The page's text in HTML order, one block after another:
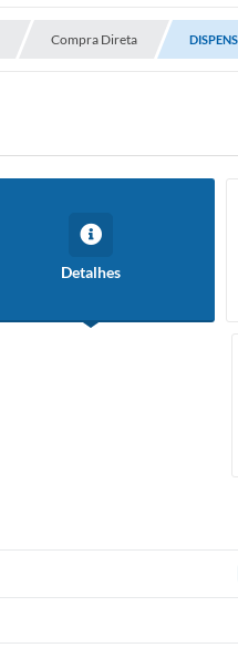
Compra Direta
Detalhes